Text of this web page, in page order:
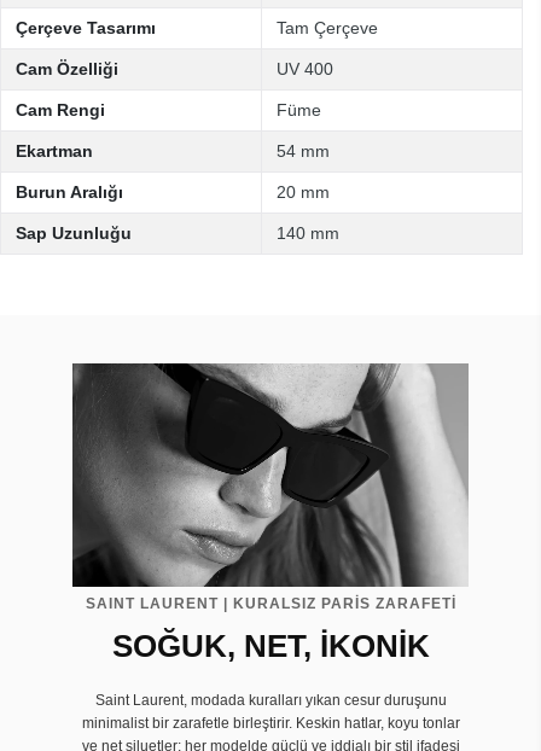
Çerçeve Tasarımı Tam Çerçeve
Cam Özelliği UV 400
Cam Rengi Füme
Ekartman 54 mm
Burun Aralığı 20 mm
Sap Uzunluğu 140 mm
SAINT LAURENT | KURALSIZ PARİS ZARAFETİ
SOĞUK, NET, İKONİK
Saint Laurent, modada kuralları yıkan cesur duruşunu
minimalist bir zarafetle birleştirir. Keskin hatlar, koyu tonlar
ve net siluetler; her modelde güçlü ve iddialı bir stil ifadesi